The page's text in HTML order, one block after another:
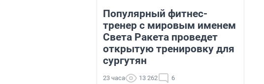
Популярный фитнес-
тренер с мировым именем
Света Ракета проведет
открытую тренировку для
сургутян
23 часа 13 262 6